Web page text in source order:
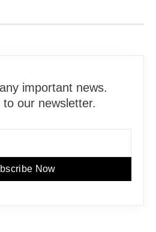
important news.
to our newsletter.
Now